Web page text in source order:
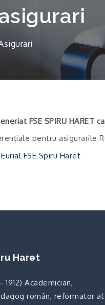
FSE SPIRU HARET
pentru asigurarile
FSE Spiru Haret
Haret
1912) Academician,
român, reformator al